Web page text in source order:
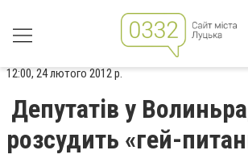
12:00, 24 лютого 2012 р.
Депутатів у
розсудить «гей-